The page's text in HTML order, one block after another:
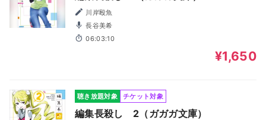
川岸殴魚
長谷美希
06:03:10
¥1,650
聴き放題対象 チケット対象
編集長殺し 2（ガガガ文庫）